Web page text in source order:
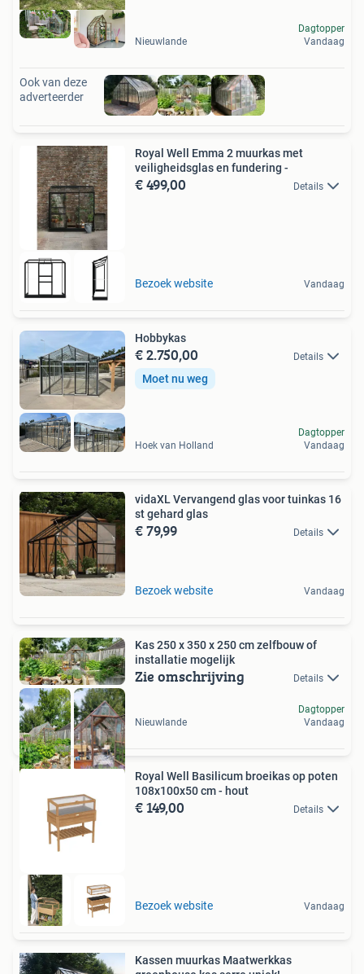
Nieuwlande
Dagtopper
Vandaag
Ook van deze
adverteerder
Royal Well Emma 2 muurkas met
veiligheidsglas en fundering -
€ 499,00 Details
Bezoek website Vandaag
Hobbykas
€ 2.750,00 Details
Moet nu weg
Hoek van Holland
Dagtopper
Vandaag
vidaXL Vervangend glas voor tuinkas 16
st gehard glas
€ 79,99 Details
Bezoek website Vandaag
Kas 250 x 350 x 250 cm zelfbouw of
installatie mogelijk
Zie omschrijving Details
Nieuwlande
Dagtopper
Vandaag
Royal Well Basilicum broeikas op poten
108x100x50 cm - hout
€ 149,00 Details
Bezoek website Vandaag
Kassen muurkas Maatwerkkas